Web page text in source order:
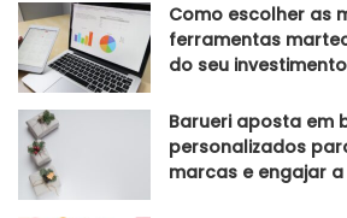
Como escolher as
ferramentas
do seu investimento
Barueri aposta em
personalizados
marcas e engajar